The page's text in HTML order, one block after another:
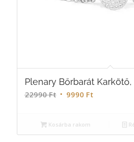
Plenary Bőrbarát Karkötő,
22990Ft 9990 Ft
Kosárba rakom